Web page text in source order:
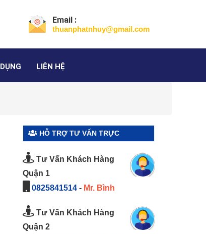
Email :
thuanphatnhuy@gmail.com
LIÊN HỆ
HỖ TRỢ TƯ VẤN TRỰC
Tư Vấn Khách Hàng
Quận 1
0825841514- Mr. Bình
Tư Vấn Khách Hàng
Quận 2